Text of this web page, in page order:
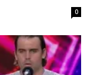
0